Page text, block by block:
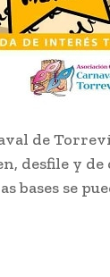
de
desfile y
bases se